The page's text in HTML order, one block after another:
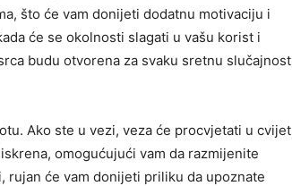
što će vam donijeti dodatnu motivaciju i
će se okolnosti slagati u vašu korist i
budu otvorena za svaku sretnu slučajnost
Ako ste u vezi, veza će procvjetati u cvijet
omogućujući vam da razmijenite
rujan će vam donijeti priliku da upoznate